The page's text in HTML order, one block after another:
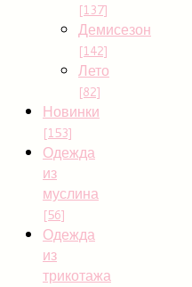
[137]
Демисезон
[142]
Лето
[82]
Новинки
[153]
Одежда
из
муслина
[56]
Одежда
из
трикотажа